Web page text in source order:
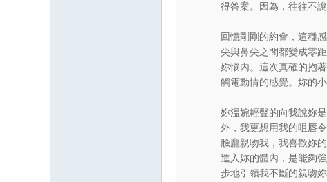
得答案。因為，往往不
回憶剛剛的約會，這種
尖與鼻尖之間都變成零
妳懷內。這次真確的抱
觸電動情的感覺。妳的
妳溫婉輕聲的向我說妳
外，我更想用我的咀唇
臉龐親吻我，我喜歡妳
進入妳的體內，是能夠
步地引領我不斷的親吻